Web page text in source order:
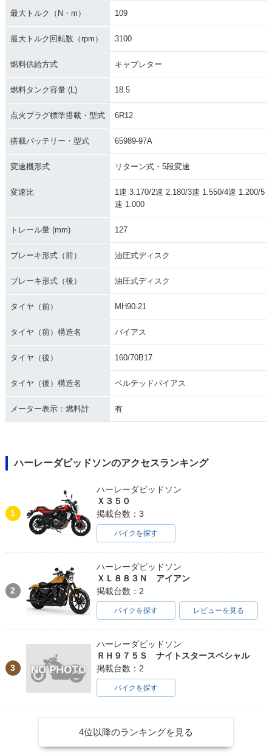
最大トルク（N・m） 109
最大トルク回転数（rpm） 3100
燃料供給方式 キャブレター
燃料タンク容量 (L) 18.5
点火プラグ標準搭載・型式 6R12
搭載バッテリー・型式 65989-97A
変速機形式 リターン式・5段変速
変速比
1速 3.170/2速 2.180/3速 1.550/4速 1.200/5
速 1.000
トレール量 (mm) 127
ブレーキ形式（前） 油圧式ディスク
ブレーキ形式（後） 油圧式ディスク
タイヤ（前） MH90-21
タイヤ（前）構造名 バイアス
タイヤ（後） 160/70B17
タイヤ（後）構造名 ベルテッドバイアス
メーター表示：燃料計 有
ハーレーダビッドソンのアクセスランキング
1
ハーレーダビッドソン
Ｘ３５０
掲載台数：3
バイクを探す
2
ハーレーダビッドソン
ＸＬ８８３Ｎ アイアン
掲載台数：2
バイクを探す レビューを見る
3
ハーレーダビッドソン
ＲＨ９７５Ｓ ナイトスタースペシャル
掲載台数：2
バイクを探す
4位以降のランキングを見る